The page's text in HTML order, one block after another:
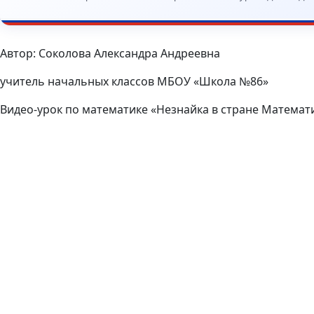
Автор: Соколова Александра Андреевна
учитель начальных классов МБОУ «Школа №86»
Видео-урок по математике «Незнайка в стране